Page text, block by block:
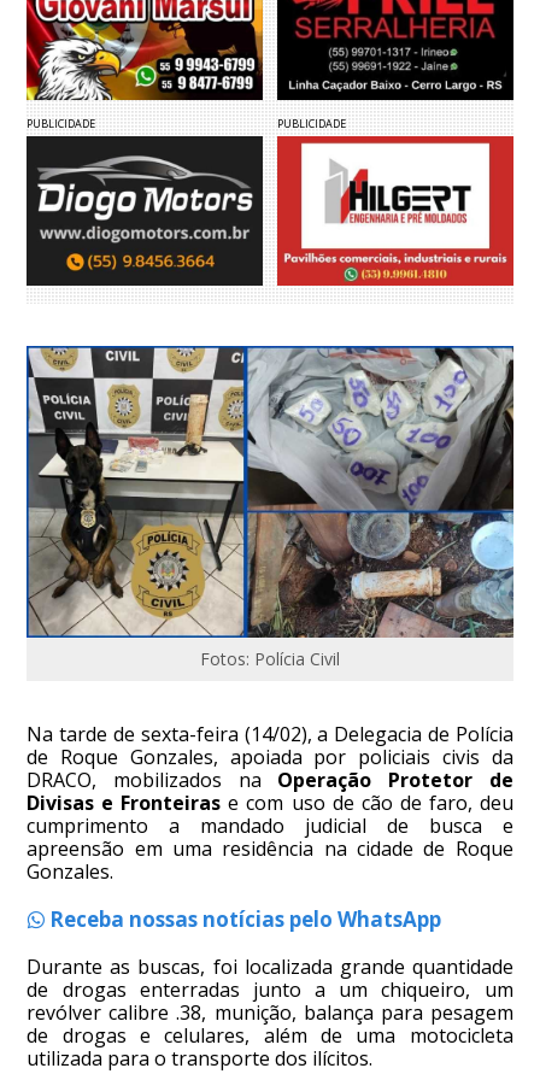
PUBLICIDADE PUBLICIDADE
Fotos: Polícia Civil
Na tarde de sexta-feira (14/02), a Delegacia de Polícia
de Roque Gonzales, apoiada por policiais civis da
DRACO, mobilizados na Operação Protetor de
Divisas e Fronteiras e com uso de cão de faro, deu
cumprimento a mandado judicial de busca e
apreensão em uma residência na cidade de Roque
Gonzales.
Receba nossas notícias pelo WhatsApp
Durante as buscas, foi localizada grande quantidade
de drogas enterradas junto a um chiqueiro, um
revólver calibre .38, munição, balança para pesagem
de drogas e celulares, além de uma motocicleta
utilizada para o transporte dos ilícitos.